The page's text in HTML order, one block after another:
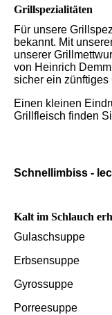
Grillspezialitäten
Für unsere
bekannt. Mit
unserer
von Heinrich
sicher ein zünftiges
Einen kleinen
Grillfleisch finden
Schnellimbiss -
Kalt im Schlauch
Gulaschsuppe
Erbsensuppe
Gyrossuppe
Porreesuppe